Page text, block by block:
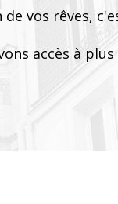
vos rêves,
accès à plus